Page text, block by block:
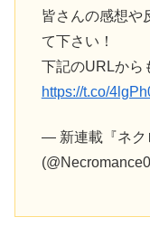
皆さんの感想や
て下さい！
下記のURLから
https://t.co/
— 新連載『ネク